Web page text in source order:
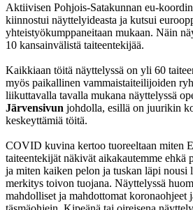
Aktiivisen Pohjois-Satakunnan eu-
kiinnostui näyttelyideasta ja kutsui
yhteistyökumppaneitaan mukaan. Näin
10 kansainvälistä taiteentekijää.
Kaikkiaan töitä näyttelyssä on yli 60
myös paikallinen vammaistaiteilijoiden
liikuttavalla tavalla mukana näyttelyssä
Järvensivun johdolla, esillä on juurikin
keskeyttämiä töitä.
COVID kuvina kertoo tuoreeltaan miten
taiteentekijät näkivät aikakautemme ehkä
ja miten kaiken pelon ja tuskan läpi nousi
merkitys toivon tuojana. Näyttelyssä
mahdolliset ja mahdottomat koronaohjeet